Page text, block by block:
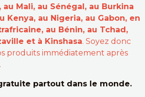
Mali, au Sénégal, au Burkina
Kenya, au Nigeria, au Gabon, en
au Bénin, au Tchad,
et à Kinshasa. Soyez donc
produits immédiatement après
partout dans le monde.